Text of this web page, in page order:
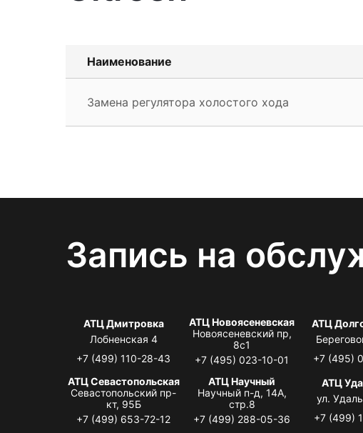
Наименование
Замена регулятора холостого хода
Запись на
АТЦ Дмитровка
Лобненская 4
+7 (499) 110-28-43
АТЦ Новоясеневская
Новоясеневский пр,
8с1
+7 (495) 023-10-01
АТЦ
+7 (495)
АТЦ Севастопольская
Севастопольский пр-
кт, 95Б
+7 (499) 653-72-12
АТЦ Научный
Научный п-д, 14А,
стр.8
+7 (499) 288-05-36
АТЦ
ул.
+7 (499)